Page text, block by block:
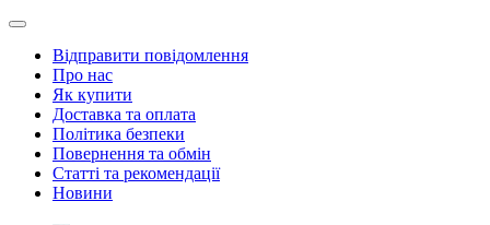
Відправити повідомлення
Про нас
Як купити
Доставка та оплата
Політика безпеки
Повернення та обмін
Статті та рекомендації
Новини